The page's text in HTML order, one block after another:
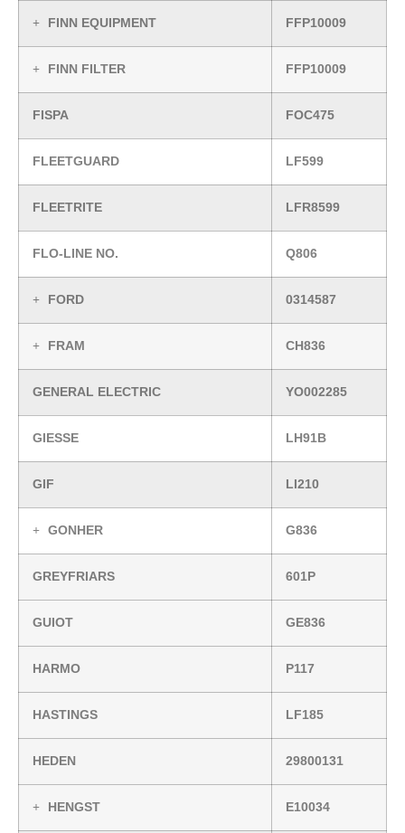
FINN EQUIPMENT FFP10009
FINN FILTER FFP10009
FISPA FOC475
FLEETGUARD LF599
FLEETRITE LFR8599
FLO-LINE NO. Q806
FORD 0314587
FRAM CH836
GENERAL ELECTRIC YO002285
GIESSE LH91B
GIF LI210
GONHER G836
GREYFRIARS 601P
GUIOT GE836
HARMO P117
HASTINGS LF185
HEDEN 29800131
HENGST E10034